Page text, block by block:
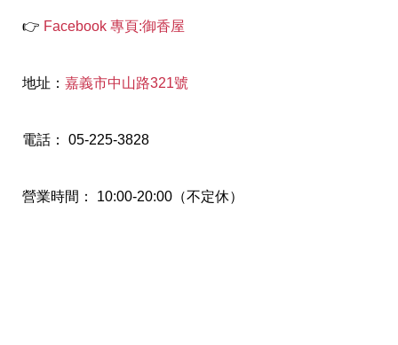
👉 Facebook 專頁:御香屋
地址： 嘉義市中山路321號
電話： 05-225-3828
營業時間： 10:00-20:00（不定休）